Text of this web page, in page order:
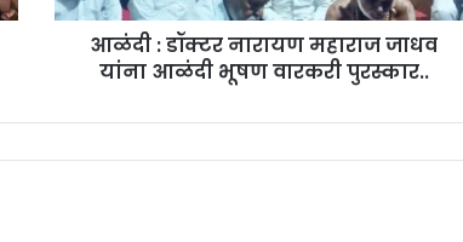
आळंदी : डॉक्टर नारायण महाराज जाधव
यांना आळंदी भूषण वारकरी पुरस्कार..